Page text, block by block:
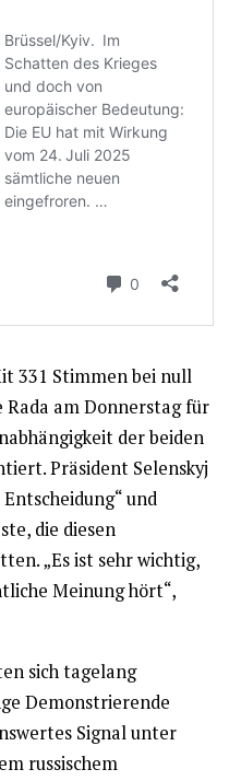
331 Stimmen bei null
am Donnerstag für
der beiden
Präsident Selenskyj
und
die diesen
„Es ist sehr wichtig,
Meinung hört“,
sich tagelang
Demonstrierende
Signal unter
russischem